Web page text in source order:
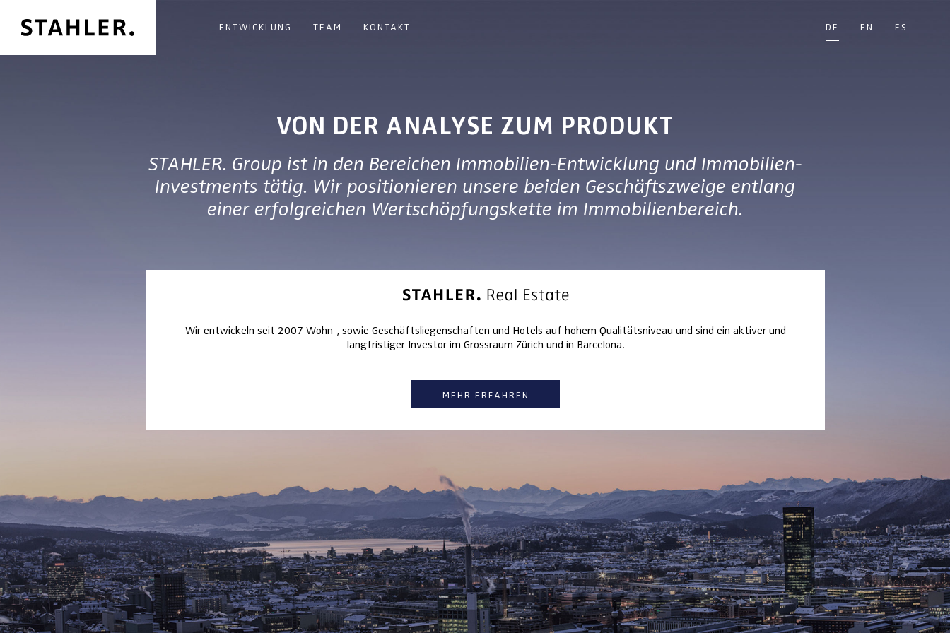
ENTWICKLUNG TEAM KONTAKT DE EN ES
VON DER ANALYSE ZUM PRODUKT
STAHLER. Group ist in den Bereichen Immobilien-Entwicklung und Immobilien-
Investments tätig. Wir positionieren unsere beiden Geschäftszweige entlang
einer erfolgreichen Wertschöpfungskette im Immobilienbereich.
Wir entwickeln seit 2007 Wohn-, sowie Geschäftsliegenschaften und Hotels auf hohem Qualitätsniveau und sind ein aktiver und
langfristiger Investor im Grossraum Zürich und in Barcelona.
MEHR ERFAHREN